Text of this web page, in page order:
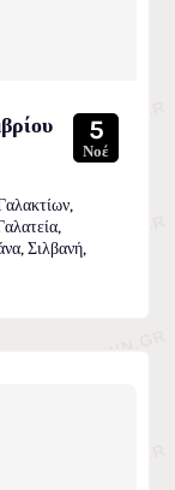
5
Νοέ
Σιλβανή,